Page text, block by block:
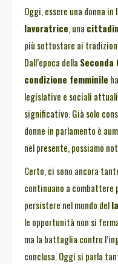
Oggi, essere una donna
lavoratrice, una
più sottostare ai
Dall’epoca della Seconda
condizione femminile
legislative e sociali
significativo. Già solo
donne in parlamento è
nel presente, possiamo
Certo, ci sono ancora
continuano a combattere
persistere nel mondo del
le opportunità non si
ma la battaglia contro
conclusa. Oggi si parla